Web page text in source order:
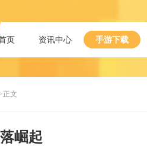
页 资讯中心 手游下载
>正文
崛起